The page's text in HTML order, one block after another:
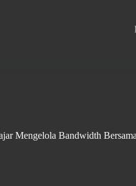
Mengelola Bandwidth